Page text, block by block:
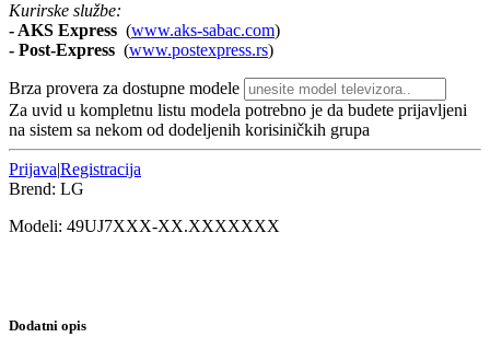
Kurirske službe:
- AKS Express (www.aks-sabac.com)
- Post-Express (www.postexpress.rs)
Brza provera za dostupne modele
Za uvid u kompletnu listu modela potrebno je da budete prijavljeni
na sistem sa nekom od dodeljenih korisiničkih grupa
Prijava|Registracija
Brend: LG
Modeli: 49UJ7XXX-XX.XXXXXXX
Dodatni opis